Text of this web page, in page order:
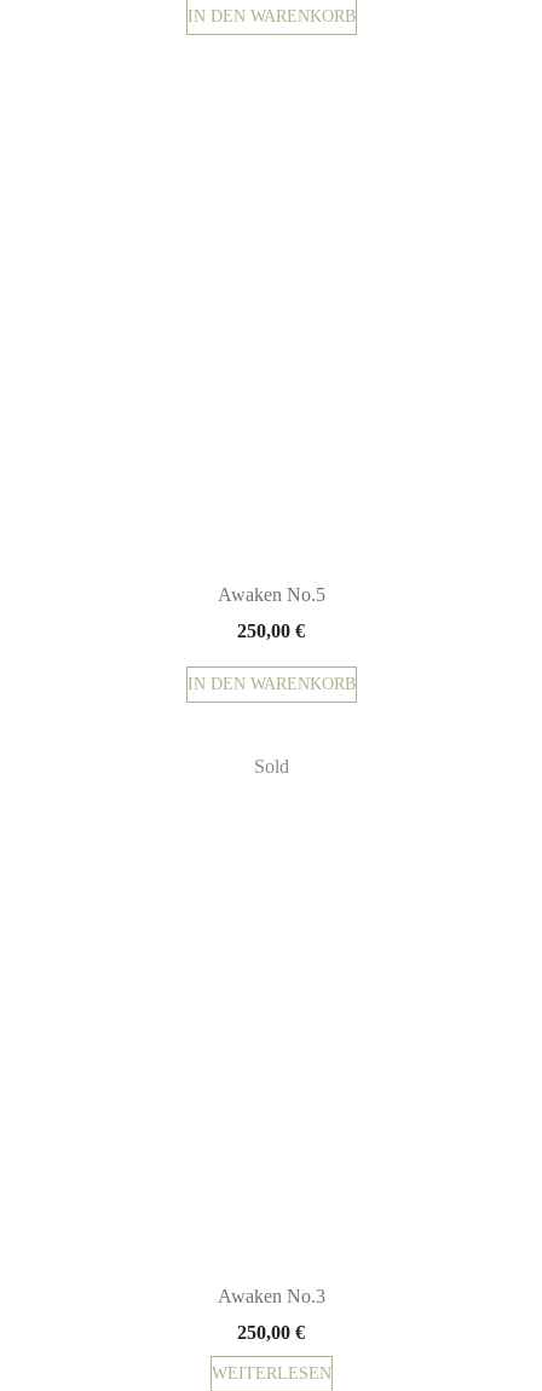
IN DEN WARENKORB
Awaken No.5
250,00 €
IN DEN WARENKORB
Sold
Awaken No.3
250,00 €
WEITERLESEN